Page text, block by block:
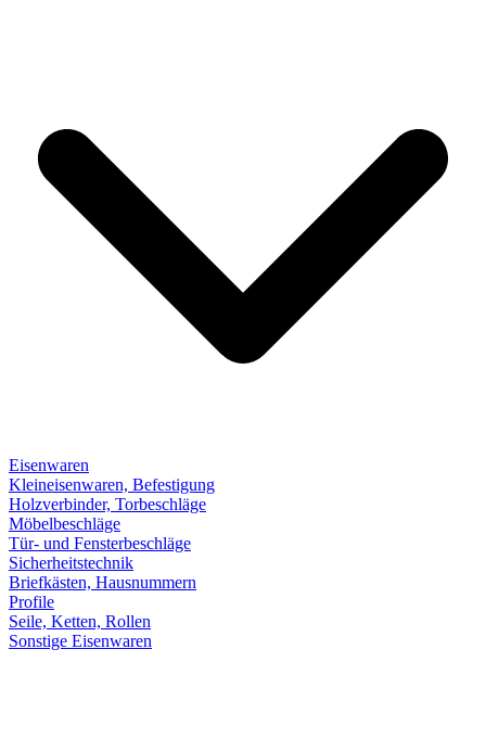
Eisenwaren
Kleineisenwaren, Befestigung
Holzverbinder, Torbeschläge
Möbelbeschläge
Tür- und Fensterbeschläge
Sicherheitstechnik
Briefkästen, Hausnummern
Profile
Seile, Ketten, Rollen
Sonstige Eisenwaren